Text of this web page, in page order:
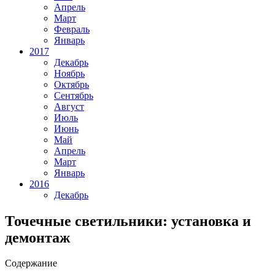
Апрель
Март
Февраль
Январь
2017
Декабрь
Ноябрь
Октябрь
Сентябрь
Август
Июль
Июнь
Май
Апрель
Март
Январь
2016
Декабрь
Точечные светильники: установка и
демонтаж
Содержание